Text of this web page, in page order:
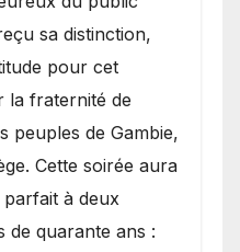
sa distinction,
pour cet
la fraternité de
peuples de Gambie,
Cette soirée aura
à deux
de quarante ans :